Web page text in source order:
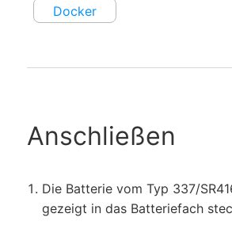
Docker
Anschließen
Die Batterie vom Typ 337/
gezeigt in das Batteriefach